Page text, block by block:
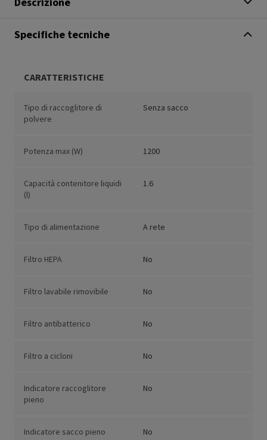
Specifiche tecniche
CARATTERISTICHE
Tipo di raccoglitore di
polvere
Senza sacco
Potenza max (W) 1200
Capacità contenitore liquidi
(l)
1.6
Tipo di alimentazione A rete
Filtro HEPA No
Filtro lavabile rimovibile No
Filtro antibatterico No
Filtro a cicloni No
Indicatore raccoglitore
pieno
No
Indicatore sacco pieno No